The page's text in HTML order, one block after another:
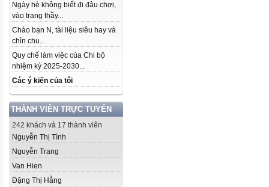
Ngày hè không biết đi đâu chơi,
vào trang thầy...
Chào bạn N, tài liệu siêu hay và
chỉn chu...
Quy chế làm việc của Chi bộ
nhiệm kỳ 2025-2030...
Các ý kiến của tôi
THÀNH VIÊN TRỰC TUYẾN
242 khách và 17 thành viên
Nguyễn Thị Tình
Nguyễn Trang
Van Hien
Đặng Thị Hằng